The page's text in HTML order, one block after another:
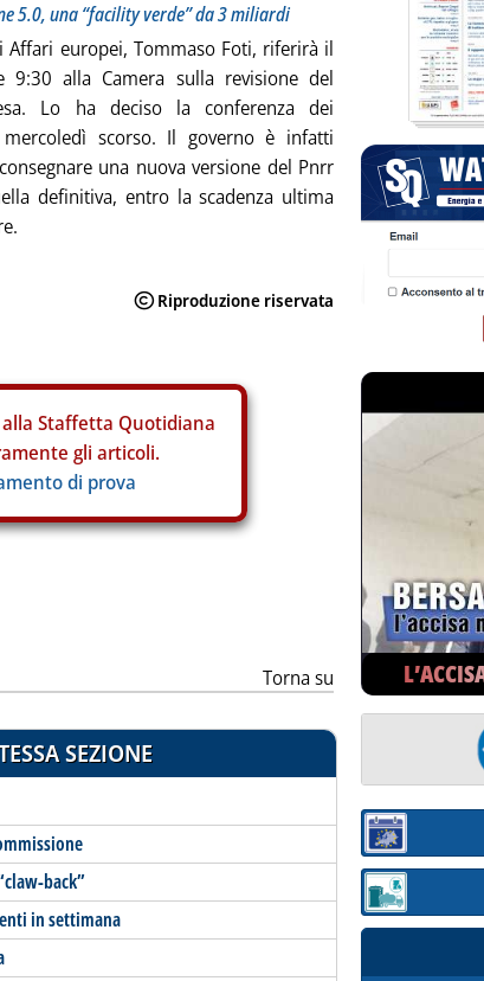
5.0, una “facility verde” da 3 miliardi
Affari europei, Tommaso Foti, riferirà il
9:30 alla Camera sulla revisione del
Lo ha deciso la conferenza dei
scorso. Il governo è infatti
una nuova versione del Pnrr
definitiva, entro la scadenza ultima
Staffetta Quotidiana
gli articoli.
di prova
Torna su
SEZIONE
back”
in settimana
Sezione:
Sezione: